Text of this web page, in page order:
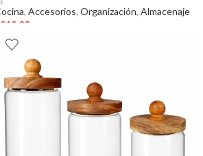
,Accesorios,Organización,Almacenaje
219.00